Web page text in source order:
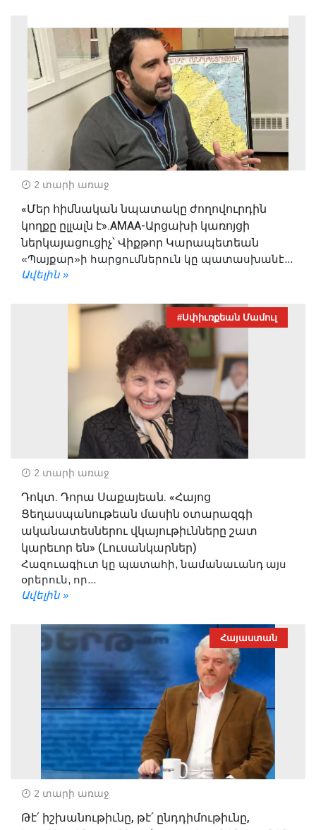
2 տարի առաջ
«Մեր հիմնական նպատակը ժողովուրդին
կողքը ըլլալն է».AMAA-Արցախի կառոյցի
ներկայացուցիչ՝ Վիքթոր Կարապետեան
«Պայքար»ի հարցումներուն կը պատասխանէ...
Ավելին »
#Սփիւռքեան Մամուլ
2 տարի առաջ
Դոկտ. Դորա Սաքայեան. «Հայոց
Ցեղասպանութեան մասին օտարազգի
ականատեսներու վկայութիւնները շատ
կարեւոր են» (Լուսանկարներ)
Հազուագիւտ կը պատահի, նամանաւանդ այս
օրերուն, որ...
Ավելին »
Հայաստան
2 տարի առաջ
Թէ՛ իշխանութիւնը, թէ՛ ընդդիմութիւնը,